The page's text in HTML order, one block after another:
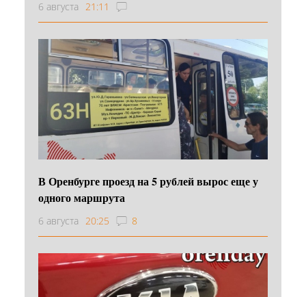
6 августа 21:11
В Оренбурге проезд на 5 рублей вырос еще у
одного маршрута
6 августа 20:25 8